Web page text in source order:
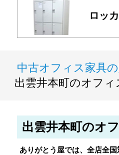
ロッ
中古オフィス家具
出雲井本町のオフ
出雲井本町のオ
ありがとう屋では、全店全国